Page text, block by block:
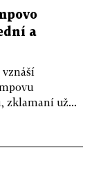
a
vznáší
zklamaní už...